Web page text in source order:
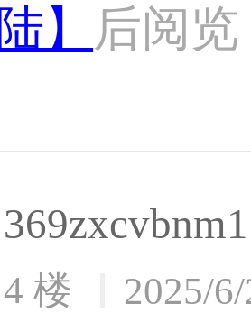
陆】
后阅览
369zxcvbnm1
4 楼 2025/